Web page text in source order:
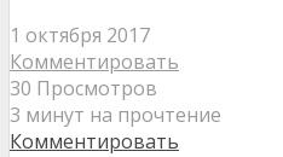
1 октября 2017
Комментировать
30 Просмотров
3 минут на прочтение
Комментировать